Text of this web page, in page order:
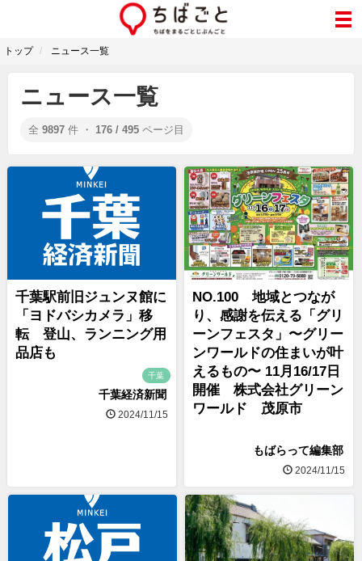
トップ ニュース一覧
ニュース一覧
全 9897 件 ・ 176 / 495 ページ目
千葉駅前旧ジュンヌ館に
「ヨドバシカメラ」移
転 登山、ランニング用
品店も
千葉
千葉経済新聞
2024/11/15
NO.100 地域とつなが
り、感謝を伝える「グリ
ーンフェスタ」〜グリー
ンワールドの住まいが叶
えるもの〜 11月16/17日
開催 株式会社グリーン
ワールド 茂原市
もばらって編集部
2024/11/15